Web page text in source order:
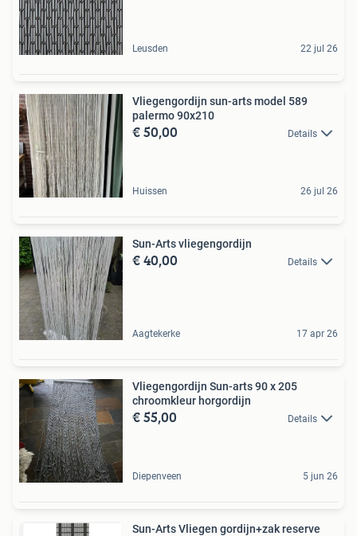
Leusden 22 jul 26
Vliegengordijn sun-arts model 589
palermo 90x210
€ 50,00 Details
Huissen 26 jul 26
Sun-Arts vliegengordijn
€ 40,00 Details
Aagtekerke 17 apr 26
Vliegengordijn Sun-arts 90 x 205
chroomkleur horgordijn
€ 55,00 Details
Diepenveen 5 jun 26
Sun-Arts Vliegen gordijn+zak reserve